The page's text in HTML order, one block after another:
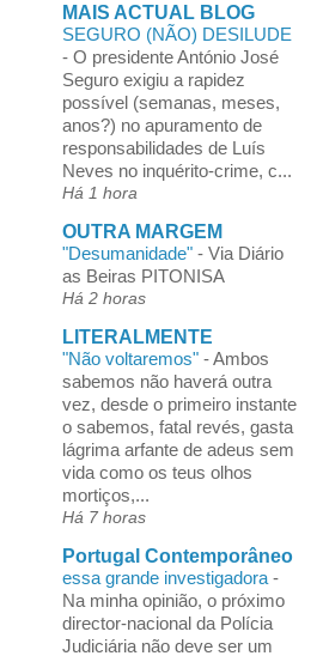
MAIS ACTUAL BLOG
SEGURO (NÃO) DESILUDE
- O presidente António José
Seguro exigiu a rapidez
possível (semanas, meses,
anos?) no apuramento de
responsabilidades de Luís
Neves no inquérito-crime, c...
Há 1 hora
OUTRA MARGEM
"Desumanidade" - Via Diário
as Beiras PITONISA
Há 2 horas
LITERALMENTE
"Não voltaremos" -Ambos
sabemos não haverá outra
vez, desde o primeiro instante
o sabemos, fatal revés, gasta
lágrima arfante de adeus sem
vida como os teus olhos
mortiços,...
Há 7 horas
Portugal Contemporâneo
essa grande investigadora -
Na minha opinião, o próximo
director-nacional da Polícia
Judiciária não deve ser um